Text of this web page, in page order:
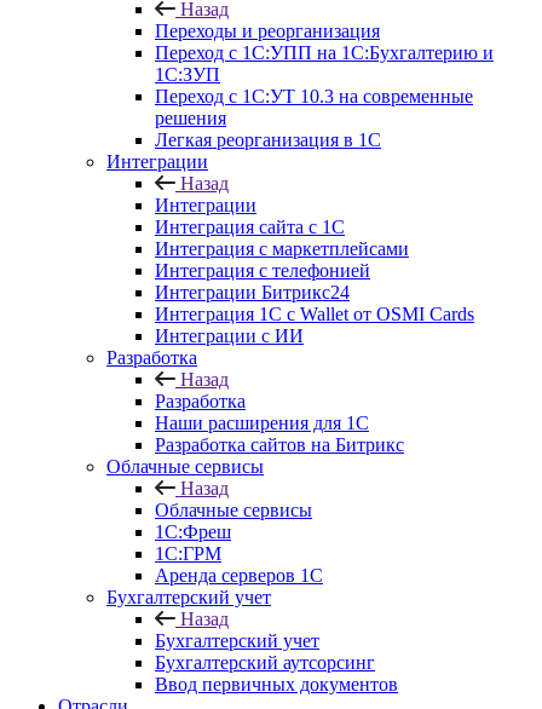
Назад
Переходы и реорганизация
Переход с 1С:УПП на 1С:Бухгалтерию и
1С:ЗУП
Переход с 1С:УТ 10.3 на современные
решения
Легкая реорганизация в 1С
Интеграции
Назад
Интеграции
Интеграция сайта с 1С
Интеграция с маркетплейсами
Интеграция с телефонией
Интеграции Битрикс24
Интеграция 1С с Wallet от OSMI Cards
Интеграции с ИИ
Разработка
Назад
Разработка
Наши расширения для 1С
Разработка сайтов на Битрикс
Облачные сервисы
Назад
Облачные сервисы
1С:Фреш
1С:ГРМ
Аренда серверов 1С
Бухгалтерский учет
Назад
Бухгалтерский учет
Бухгалтерский аутсорсинг
Ввод первичных документов